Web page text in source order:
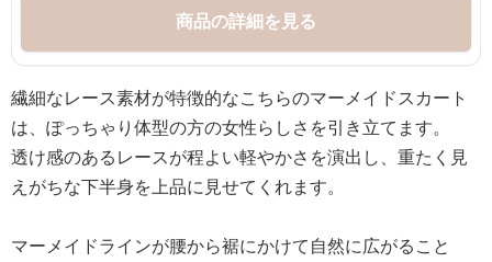
商品の詳細を見る
繊細なレース素材が特徴的なこちらのマーメイドスカート
は、ぽっちゃり体型の方の女性らしさを引き立てます。
透け感のあるレースが程よい軽やかさを演出し、重たく見
えがちな下半身を上品に見せてくれます。
マーメイドラインが腰から裾にかけて自然に広がること